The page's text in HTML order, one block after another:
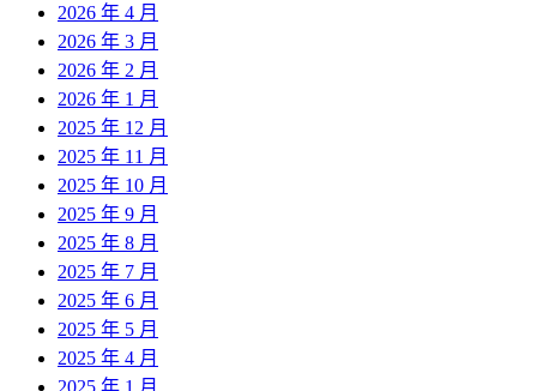
2026 年 4 月
2026 年 3 月
2026 年 2 月
2026 年 1 月
2025 年 12 月
2025 年 11 月
2025 年 10 月
2025 年 9 月
2025 年 8 月
2025 年 7 月
2025 年 6 月
2025 年 5 月
2025 年 4 月
2025 年 1 月